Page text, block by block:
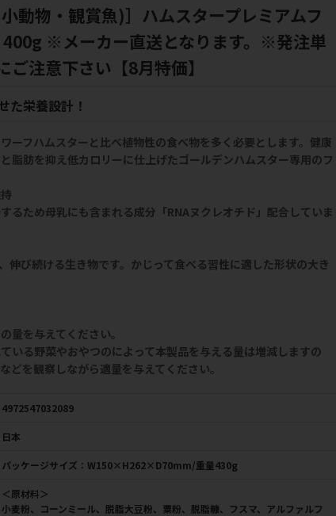
小動物・観賞魚)］ハムスタープレミアムフ
400g ※メーカー直送となります。※発注単
注意下さい【8月特価】
た栄養設計！
ーフハムスターと比べ植物性の食べ物を多く必要とします。健康
脂肪を抑え低カロリーに仕上げたゴールデンハムスター専用のフ
るため母乳にも含まれる成分「RNAヌクレオチド」配合していま
伸び続ける生き物です。かじって食べる習性に適した形状の大き
量を与えてください。
いる野菜やおやつのによって本製品を与える量は増減しますの
どを観察しながら適量を与えてください。
4972547032089
日本
パッケージサイズ：W150×H262×D70mm/重量430g
＜原材料＞
小麦粉、コーンミール、脱脂大豆粉、粟粉、脱脂糠、フスマ、アルファルフ